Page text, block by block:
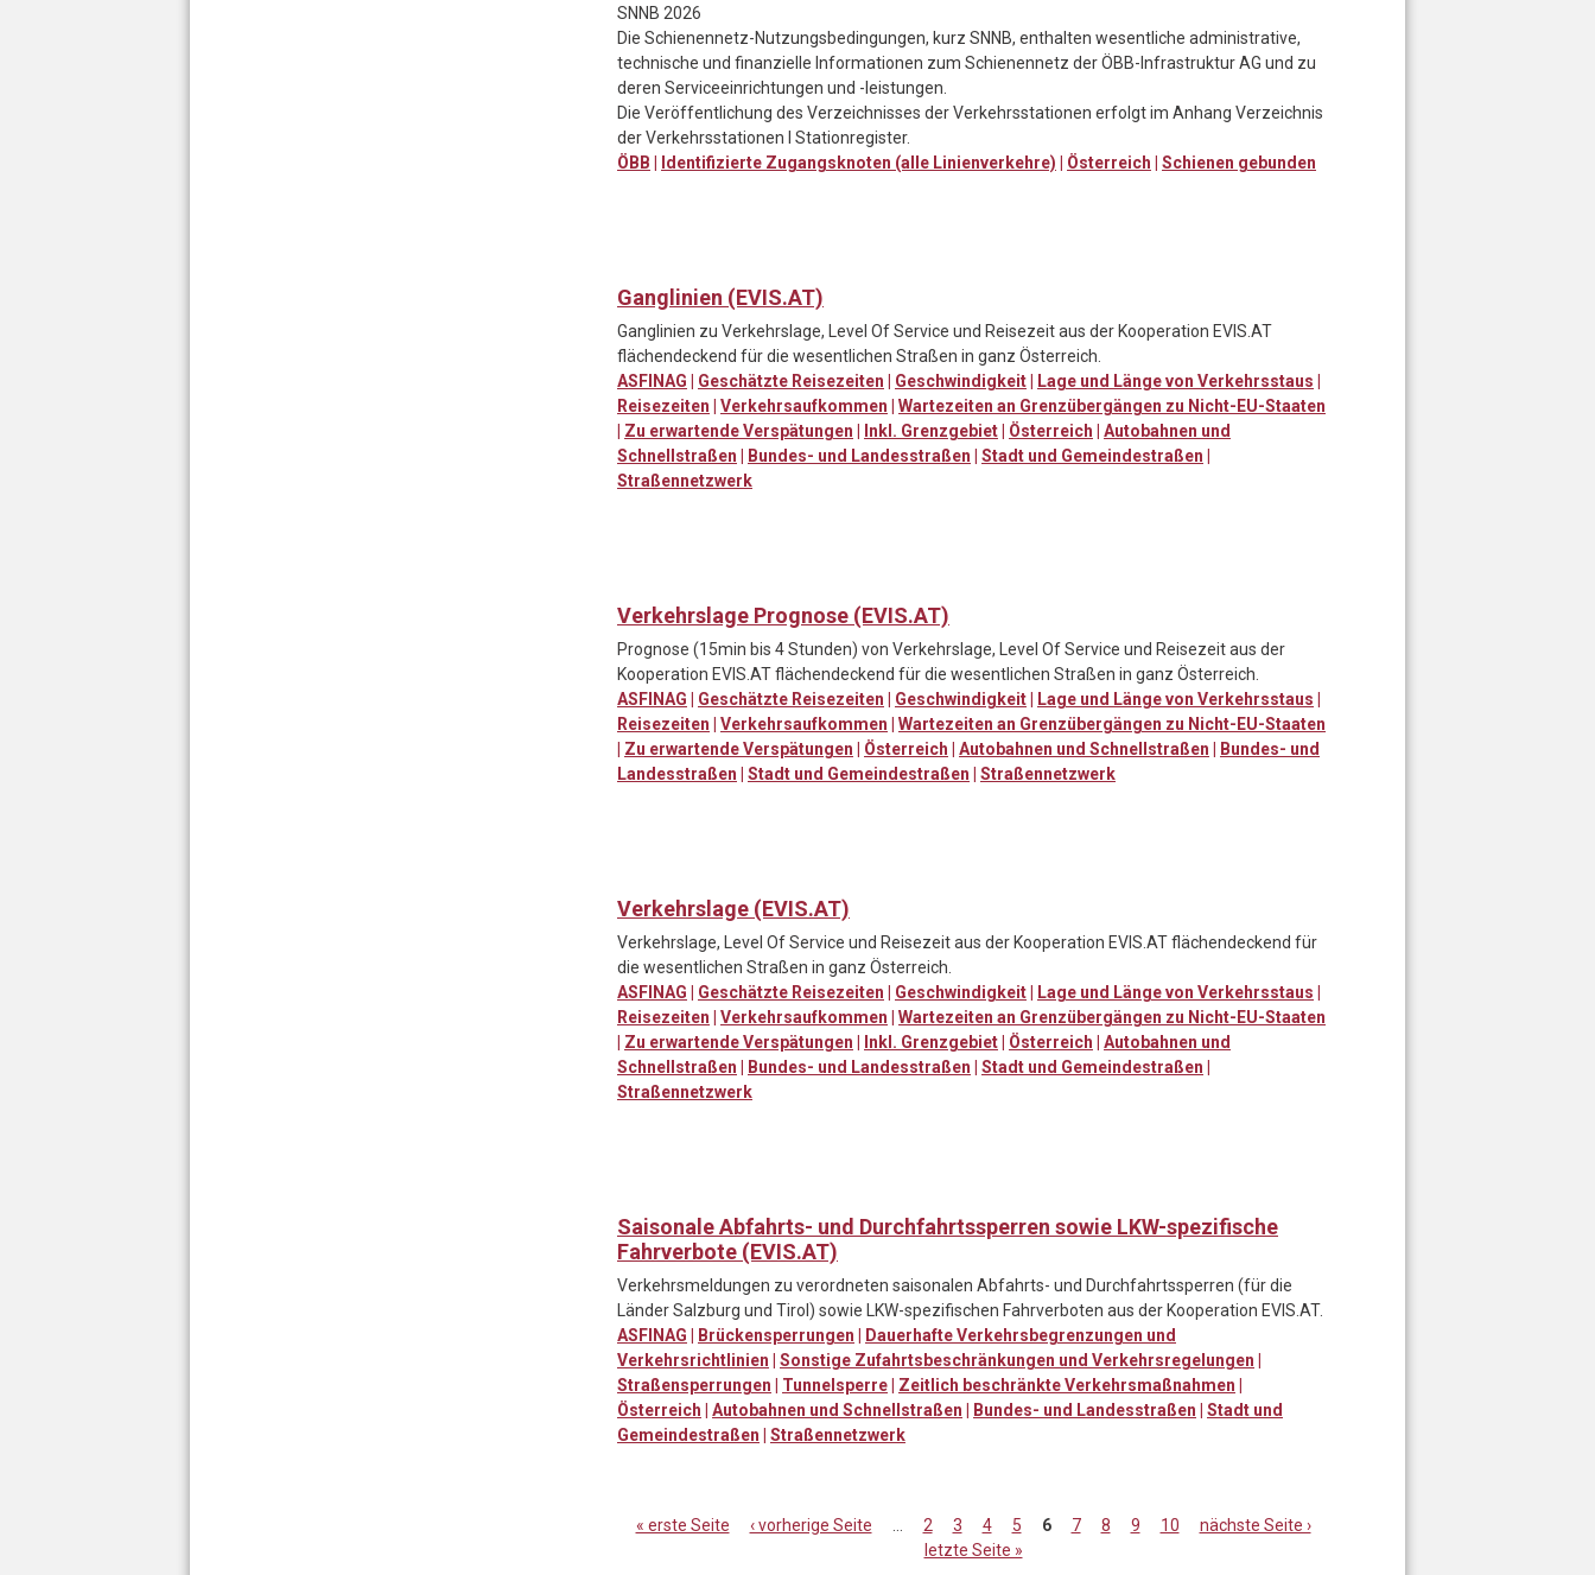
SNNB 2026
Die Schienennetz-Nutzungsbedingungen, kurz SNNB, enthalten wesentliche administrative,
technische und finanzielle Informationen zum Schienennetz der ÖBB-Infrastruktur AG und zu
deren Serviceeinrichtungen und -leistungen.
Die Veröffentlichung des Verzeichnisses der Verkehrsstationen erfolgt im Anhang Verzeichnis
der Verkehrsstationen I Stationregister.
ÖBB | Identifizierte Zugangsknoten (alle Linienverkehre) | Österreich | Schienen gebunden
Ganglinien (EVIS.AT)
Ganglinien zu Verkehrslage, Level Of Service und Reisezeit aus der Kooperation EVIS.AT
flächendeckend für die wesentlichen Straßen in ganz Österreich.
ASFINAG | Geschätzte Reisezeiten | Geschwindigkeit| Lage und Länge von Verkehrsstaus |
Reisezeiten | Verkehrsaufkommen | Wartezeiten an Grenzübergängen zu Nicht-EU-Staaten
| Zu erwartende Verspätungen | Inkl. Grenzgebiet| Österreich | Autobahnen und
Schnellstraßen | Bundes- und Landesstraßen | Stadt und Gemeindestraßen |
Straßennetzwerk
Verkehrslage Prognose (EVIS.AT)
Prognose (15min bis 4 Stunden) von Verkehrslage, Level Of Service und Reisezeit aus der
Kooperation EVIS.AT flächendeckend für die wesentlichen Straßen in ganz Österreich.
ASFINAG | Geschätzte Reisezeiten | Geschwindigkeit| Lage und Länge von Verkehrsstaus |
Reisezeiten | Verkehrsaufkommen | Wartezeiten an Grenzübergängen zu Nicht-EU-Staaten
| Zu erwartende Verspätungen | Österreich | Autobahnen und Schnellstraßen | Bundes- und
Landesstraßen | Stadt und Gemeindestraßen | Straßennetzwerk
Verkehrslage (EVIS.AT)
Verkehrslage, Level Of Service und Reisezeit aus der Kooperation EVIS.AT flächendeckend für
die wesentlichen Straßen in ganz Österreich.
ASFINAG | Geschätzte Reisezeiten | Geschwindigkeit| Lage und Länge von Verkehrsstaus |
Reisezeiten | Verkehrsaufkommen | Wartezeiten an Grenzübergängen zu Nicht-EU-Staaten
| Zu erwartende Verspätungen | Inkl. Grenzgebiet| Österreich | Autobahnen und
Schnellstraßen | Bundes- und Landesstraßen | Stadt und Gemeindestraßen |
Straßennetzwerk
Saisonale Abfahrts- und Durchfahrtssperren sowie LKW-spezifische
Fahrverbote (EVIS.AT)
Verkehrsmeldungen zu verordneten saisonalen Abfahrts- und Durchfahrtssperren (für die
Länder Salzburg und Tirol) sowie LKW-spezifischen Fahrverboten aus der Kooperation EVIS.AT.
ASFINAG | Brückensperrungen | Dauerhafte Verkehrsbegrenzungen und
Verkehrsrichtlinien | Sonstige Zufahrtsbeschränkungen und Verkehrsregelungen |
Straßensperrungen | Tunnelsperre| Zeitlich beschränkte Verkehrsmaßnahmen |
Österreich | Autobahnen und Schnellstraßen | Bundes- und Landesstraßen | Stadt und
Gemeindestraßen | Straßennetzwerk
« erste Seite ‹ vorherige Seite 2 3 4 5 6 7 8 9 10
nächste Seite ›
letzte Seite »